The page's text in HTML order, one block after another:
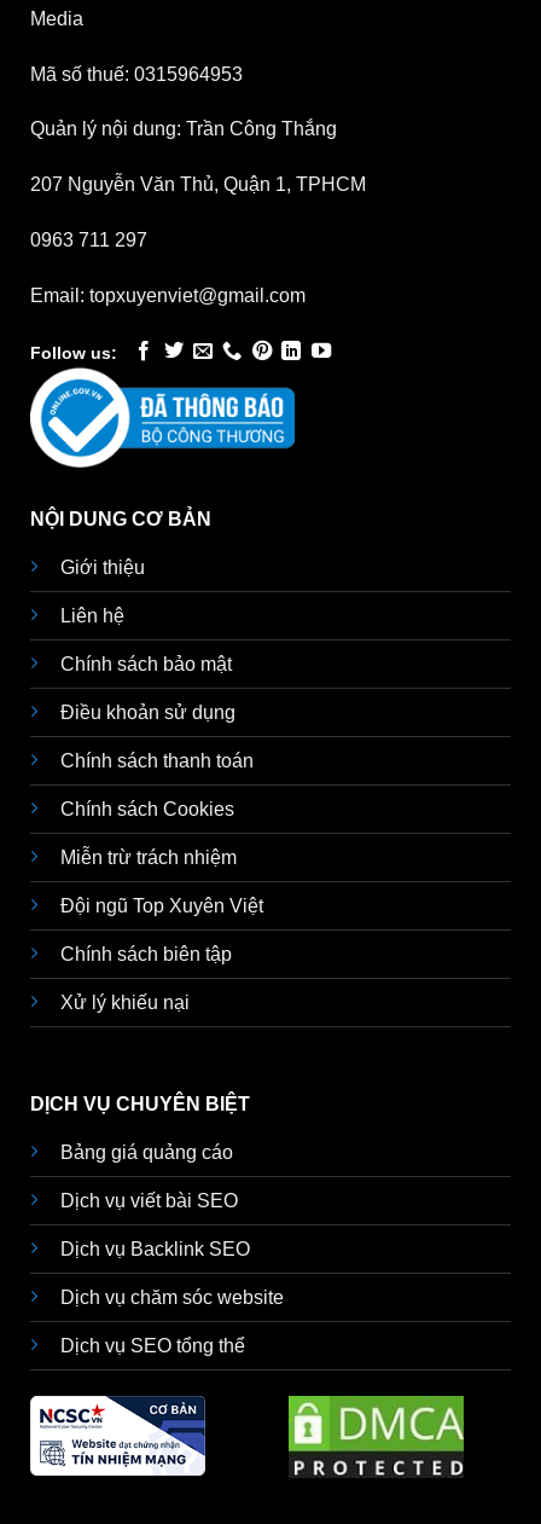
Media
Mã số thuế: 0315964953
Quản lý nội dung: Trần Công Thắng
207 Nguyễn Văn Thủ, Quận 1, TPHCM
0963 711 297
Email: topxuyenviet@gmail.com
Follow us:
NỘI DUNG CƠ BẢN
Giới thiệu
Liên hệ
Chính sách bảo mật
Điều khoản sử dụng
Chính sách thanh toán
Chính sách Cookies
Miễn trừ trách nhiệm
Đội ngũ Top Xuyên Việt
Chính sách biên tập
Xử lý khiếu nại
DỊCH VỤ CHUYÊN BIỆT
Bảng giá quảng cáo
Dịch vụ viết bài SEO
Dịch vụ Backlink SEO
Dịch vụ chăm sóc website
Dịch vụ SEO tổng thể